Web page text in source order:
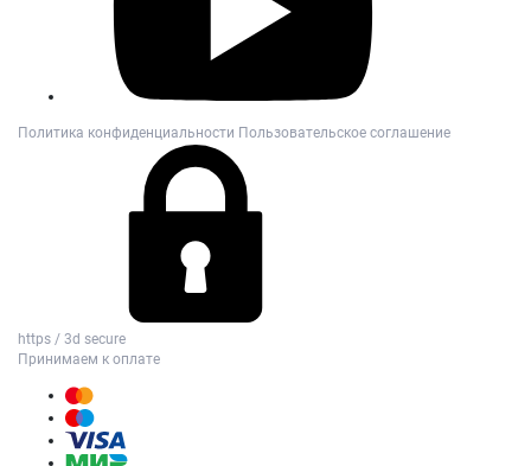
Политика конфиденциальности Пользовательское соглашение
https / 3d secure
Принимаем к оплате